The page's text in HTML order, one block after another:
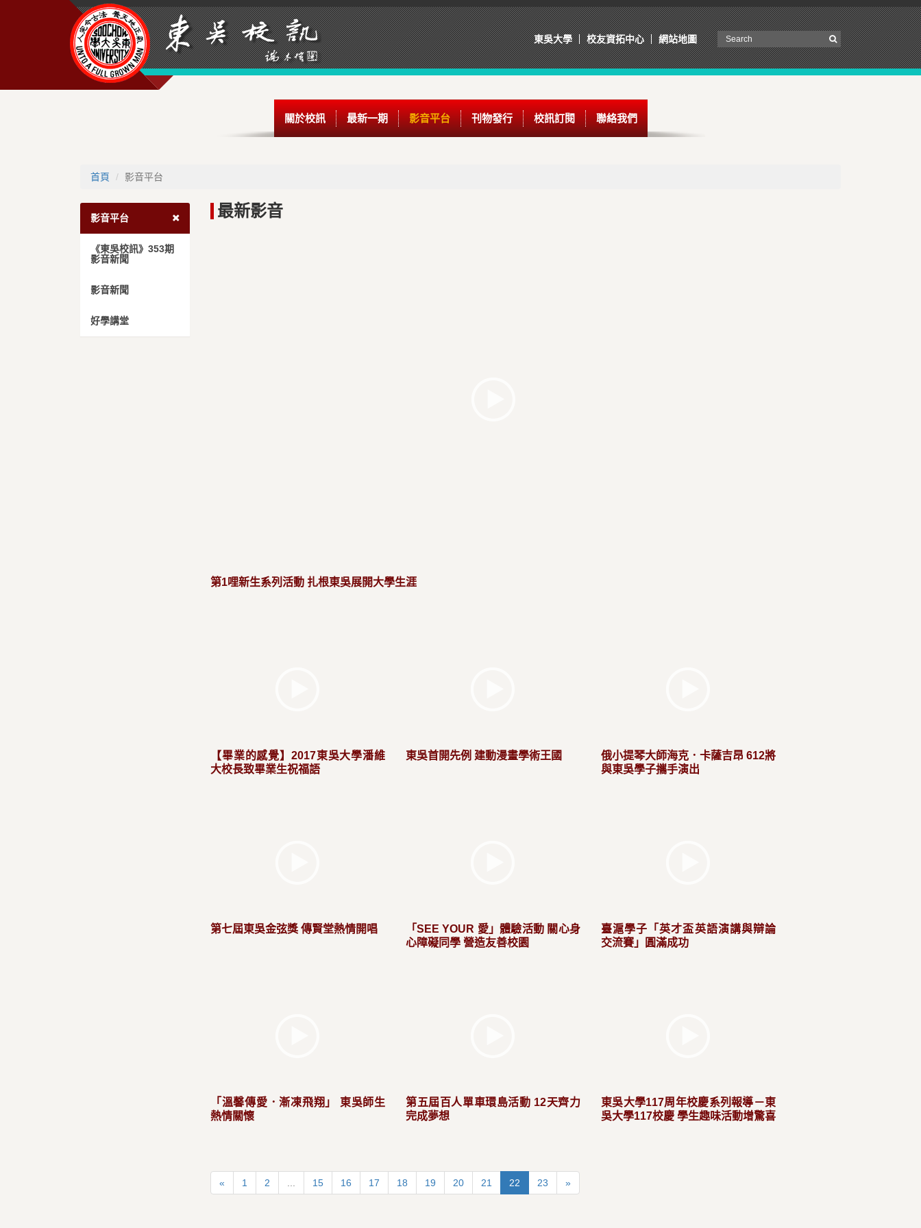
東吳大學 校友資拓中心 網站地圖
關於校訊 最新一期 影音平台 刊物發行 校訊訂閱 聯絡我們
首頁 影音平台
影音平台
《東吳校訊》353期
影音新聞
影音新聞
好學講堂
最新影音
第1哩新生系列活動 扎根東吳展開大學生涯
【畢業的感覺】2017東吳大學潘維
大校長致畢業生祝福語
東吳首開先例 建動漫畫學術王國
俄小提琴大師海克．卡薩吉昂 612將
與東吳學子攜手演出
第七屆東吳金弦獎 傳賢堂熱情開唱
「SEE YOUR 愛」體驗活動 關心身
心障礙同學 營造友善校園
臺滬學子「英才盃英語演講與辯論
交流賽」圓滿成功
「溫馨傳愛．漸凍飛翔」 東吳師生
熱情關懷
第五屆百人單車環島活動 12天齊力
完成夢想
東吳大學117周年校慶系列報導－東
吳大學117校慶 學生趣味活動增驚喜
« 1 2 15 16 17 18 19 20 21 22 23 »